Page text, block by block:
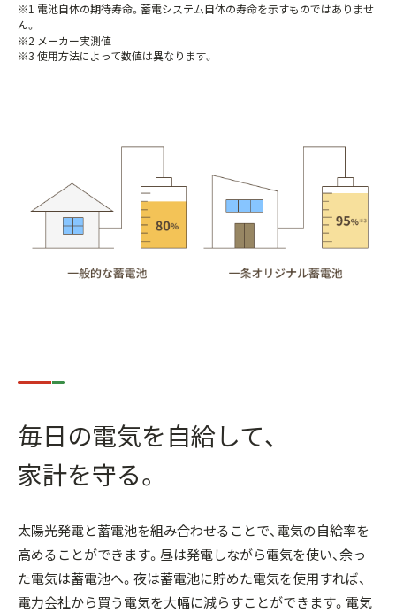
※1 電池自体の期待寿命。蓄電システム自体の寿命を示すものではありませ
ん。
※2 メーカー実測値
※3 使用方法によって数値は異なります。
毎日の電気を自給して、
家計を守る。
太陽光発電と蓄電池を組み合わせることで、電気の自給率を
高めることができます。昼は発電しながら電気を使い、余っ
た電気は蓄電池へ。夜は蓄電池に貯めた電気を使用すれば、
電力会社から買う電気を大幅に減らすことができます。電気